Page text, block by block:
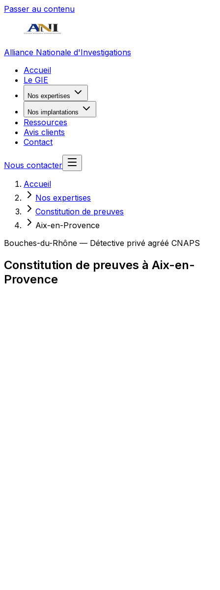
Passer au contenu
Alliance Nationale d'Investigations
Accueil
Le GIE
Nos expertises
Nos implantations
Ressources
Avis clients
Contact
Nous contacter
Accueil
Nos expertises
Constitution de preuves
Aix-en-Provence
Bouches-du-Rhône — Détective privé agréé CNAPS
Constitution de preuves à Aix-en-
Provence